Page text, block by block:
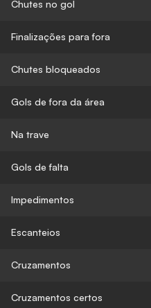
Chutes no gol
Finalizações para fora
Chutes bloqueados
Gols de fora da área
Na trave
Gols de falta
Impedimentos
Escanteios
Cruzamentos
Cruzamentos certos